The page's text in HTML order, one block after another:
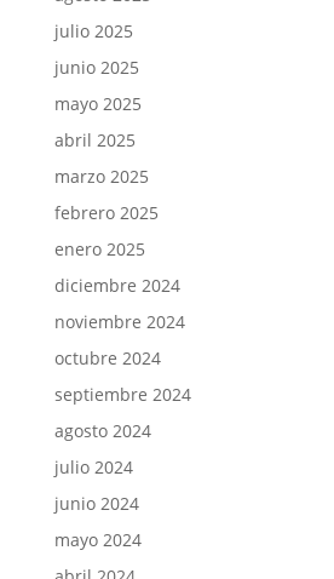
julio 2025
junio 2025
mayo 2025
abril 2025
marzo 2025
febrero 2025
enero 2025
diciembre 2024
noviembre 2024
octubre 2024
septiembre 2024
agosto 2024
julio 2024
junio 2024
mayo 2024